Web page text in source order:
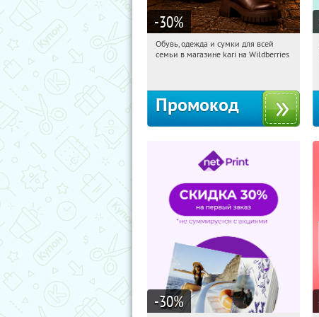
-30%
21:32:16 Получили:
Обувь, одежда и сумки для всей
семьи в магазине kari на Wildberries
Промокод
-30%